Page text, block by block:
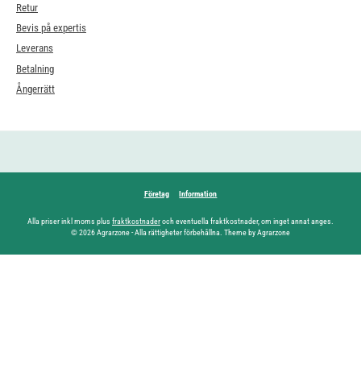
Retur
Bevis på expertis
Leverans
Betalning
Ångerrätt
Företag Information
Alla priser inkl moms plus fraktkostnaderoch eventuella fraktkostnader, om inget annat anges.
© 2026 Agrarzone - Alla rättigheter förbehållna. Theme by Agrarzone